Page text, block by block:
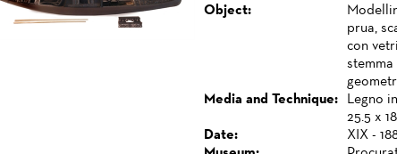
Object:
prua,
con
Media and Technique:
Legno
25.5 x
Date:
XIX -